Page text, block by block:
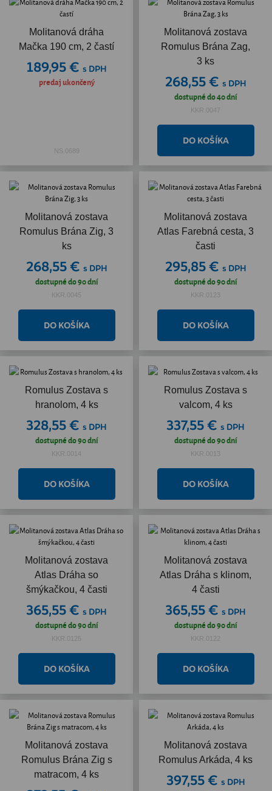
Molitanová dráha
Mačka 190 cm, 2 častí
189,95 € s DPH
predaj ukončený
NS.0689
Molitanová zostava
Romulus Brána Zag,
3 ks
268,55 € s DPH
dostupné do 40 dní
KKR.0047
Molitanová zostava
Romulus Brána Zig, 3
ks
268,55 € s DPH
dostupné do 90 dní
KKR.0045
Molitanová zostava
Atlas Farebná cesta, 3
časti
295,85 € s DPH
dostupné do 90 dní
KKR.0123
Romulus Zostava s
hranolom, 4 ks
328,55 € s DPH
dostupné do 90 dní
KKR.0014
Romulus Zostava s
valcom, 4 ks
337,55 € s DPH
dostupné do 90 dní
KKR.0013
Molitanová zostava
Atlas Dráha so
šmýkačkou, 4 časti
365,55 € s DPH
dostupné do 90 dní
KKR.0125
Molitanová zostava
Atlas Dráha s klinom,
4 časti
365,55 € s DPH
dostupné do 90 dní
KKR.0122
Molitanová zostava
Romulus Brána Zig s
matracom, 4 ks
Molitanová zostava
Romulus Arkáda, 4 ks
397,55 € s DPH